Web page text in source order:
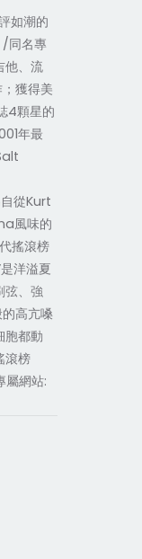
如潮的
同名專
他、流
獲得美
4顆星的
年最
從Kurt
風味的
搖滾榜
洋溢夏
弦、強
高亢嗓
胞都動
滾榜
屬網站: